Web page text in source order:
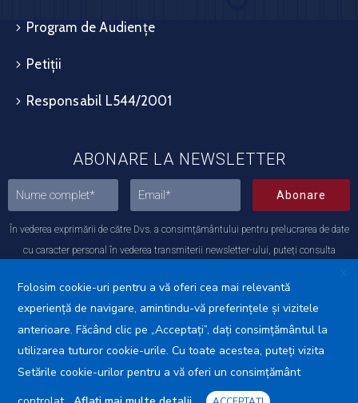
Program de Audiențe
Petiții
Responsabil L544/2001
ABONARE LA NEWSLETTER
Abonare
În vederea exprimării de către Dvs. a consimțământului pentru prelucrarea de date
cu caracter personal în vederea transmiterii newsletter-ului, puteți consulta
Protecția datelor cu caracter
personal (GDPR)
Politica de utilizare a Cookie-urilor
Avansis
Mobile
X
Folosim cookie-uri pentru a vă oferi cea mai relevantă
experiență de navigare, amintindu-vă preferințele și vizitele
anterioare. Făcând clic pe „Acceptați”, dați consimțământul la
utilizarea tuturor cookie-urile. Cu toate acestea, puteți vizita
Setările cookie-urilor pentru a vă oferi un consimțământ